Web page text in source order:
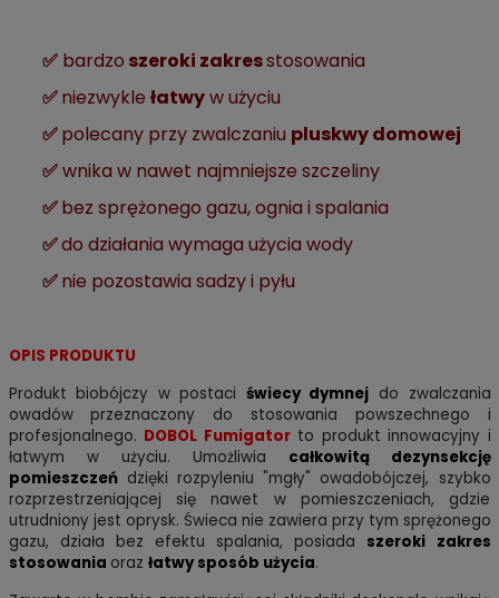
✅bardzo szeroki zakresstosowania
✅niezwykle łatwyw użyciu
✅polecany przy zwalczaniu pluskwy domowej
✅wnika w nawet najmniejsze szczeliny
✅bez sprężonego gazu, ognia i spalania
✅do działania wymaga użycia wody
✅nie pozostawia sadzy i pyłu
OPIS PRODUKTU
Produkt biobójczy w postaci świecy dymnej do zwalczania
owadów przeznaczony do stosowania powszechnego i
profesjonalnego. DOBOL Fumigatorto produkt innowacyjny i
łatwym w użyciu. Umożliwia całkowitą dezynsekcję
pomieszczeńdzięki rozpyleniu "mgły" owadobójczej, szybko
rozprzestrzeniającej się nawet w pomieszczeniach, gdzie
utrudniony jest oprysk. Świeca nie zawiera przy tym sprężonego
gazu, działa bez efektu spalania, posiada szeroki zakres
stosowania oraz łatwy sposób użycia.